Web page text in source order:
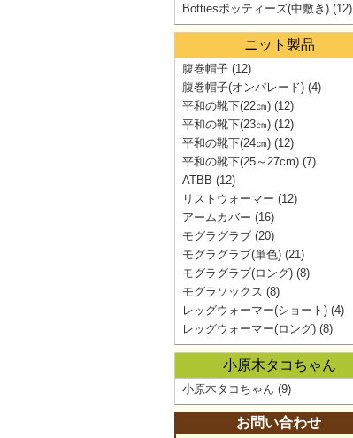
Bottiesボッティーズ(中敷き) (12)
ニット製品
腹巻帽子 (12)
腹巻帽子(オンパレード) (4)
平和の靴下(22㎝) (12)
平和の靴下(23㎝) (12)
平和の靴下(24㎝) (12)
平和の靴下(25～27cm) (7)
ATBB (12)
リストウォーマー (12)
アームカバー (16)
モグラグラブ (20)
モグラグラブ(単色) (21)
モグラグラブ(ロング) (8)
モグラソックス (8)
レッグウォーマー(ショート) (4)
レッグウォーマー(ロング) (8)
小原木タコちゃん
小原木タコちゃん (9)
お問い合わせ